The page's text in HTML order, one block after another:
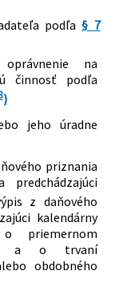
podľa§ 7
na
činnosť podľa
)
jeho úradne
priznania
z daňového
kalendárny
priemernom
a o trvaní
obdobného